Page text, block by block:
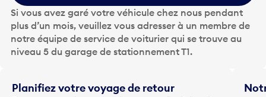
s
u
r
l
t
Si vous avez garé votre véhicule chez nous pendant
plus d’un mois, veuillez vous adresser à un membre de
notre équipe de service de voiturier qui se trouve au
niveau 5 du garage de stationnement T1.
Planifiez votre voyage de retour